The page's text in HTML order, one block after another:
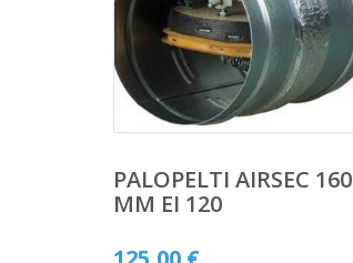
PALOPELTI AIRSEC 160
MM EI 120